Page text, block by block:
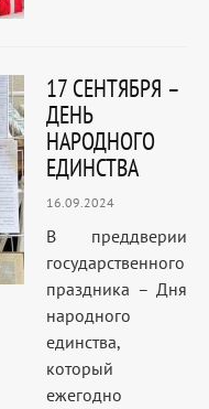
17 СЕНТЯБРЯ –
ДЕНЬ
НАРОДНОГО
ЕДИНСТВА
16.09.2024
В преддверии
государственного
праздника – Дня
народного
единства,
который
ежегодно